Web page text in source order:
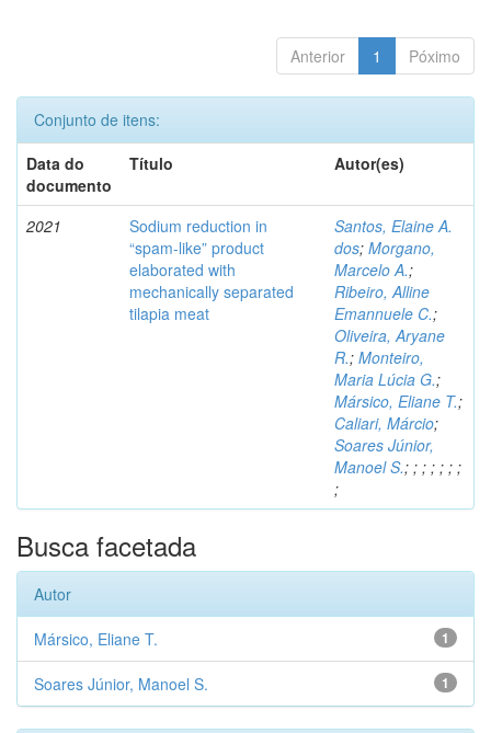
Anterior 1 Póximo
Conjunto de itens:
Data do
documento
Título Autor(es)
2021
Sodium reduction in
“spam-like” product
elaborated with
mechanically separated
tilapia meat
Santos, Elaine A.
dos; Morgano,
Marcelo A.;
Ribeiro, Alline
Emannuele C.;
Oliveira, Aryane
R.; Monteiro,
Maria Lúcia G.;
Mársico, Eliane T.;
Caliari, Márcio;
Soares Júnior,
Manoel S.; ; ; ; ; ; ;
;
Busca facetada
Autor
1
Mársico, Eliane T.
1
Soares Júnior, Manoel S.